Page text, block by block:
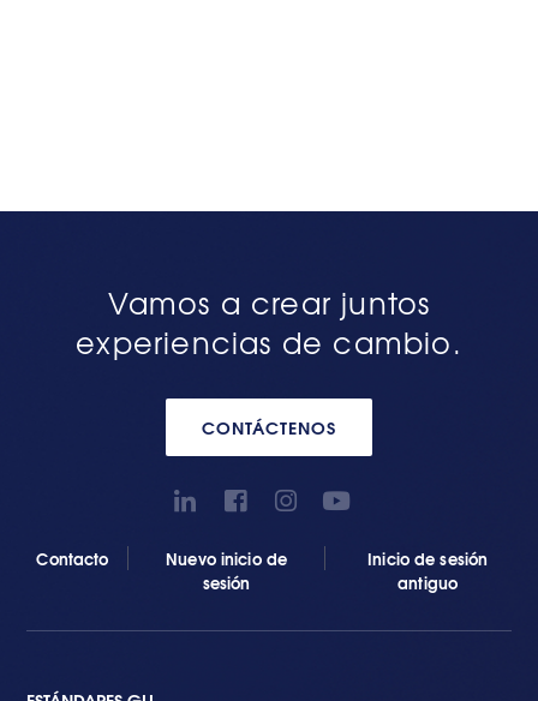
Vamos a crear juntos
experiencias de cambio.
CONTÁCTENOS
Contacto
Nuevo inicio de
sesión
Inicio de sesión
antiguo